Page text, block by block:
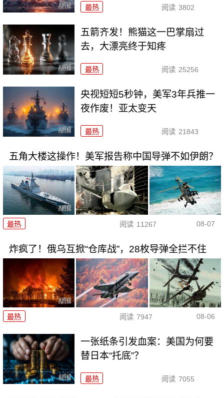
最热 阅读 3802
五箭齐发！熊猫这一巴掌扇过
去，大漂亮终于知疼
最热 阅读 25256
央视短短5秒钟，美军3年兵推一
夜作废！亚太变天
最热 阅读 21843
五角大楼这操作！美军报告称中国导弹不如伊朗？
最热 阅读 11267 08-07
炸疯了！俄乌互掀“仓库战”，28枚导弹全拦不住
最热 阅读 7947 08-06
一张纸条引发血案：美国为何要
替日本“托底”？
最热 阅读 7055